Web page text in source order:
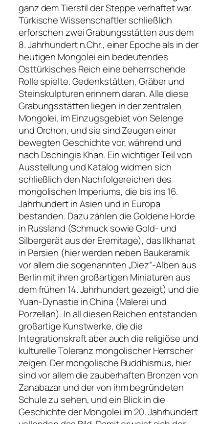
ganz dem Tierstil der Steppe verhaftet war.
Türkische Wissenschaftler schließlich
erforschen zwei Grabungsstätten aus dem
8. Jahrhundert n.Chr., einer Epoche als in der
heutigen Mongolei ein bedeutendes
Osttürkisches Reich eine beherrschende
Rolle spielte. Gedenkstätten, Gräber und
Steinskulpturen erinnern daran. Alle diese
Grabungsstätten liegen in der zentralen
Mongolei, im Einzugsgebiet von Selenge
und Orchon, und sie sind Zeugen einer
bewegten Geschichte vor, während und
nach Dschingis Khan. Ein wichtiger Teil von
Ausstellung und Katalog widmen sich
schließlich den Nachfolgereichen des
mongolischen Imperiums, die bis ins 16.
Jahrhundert in Asien und in Europa
bestanden. Dazu zählen die Goldene Horde
in Russland (Schmuck sowie Gold- und
Silbergerät aus der Eremitage), das Ilkhanat
in Persien (hier werden neben Baukeramik
vor allem die sogenannten „Diez“-Alben aus
Berlin mit ihren großartigen Miniaturen aus
dem frühen 14. Jahrhundert gezeigt) und die
Yuan-Dynastie in China (Malerei und
Porzellan). In all diesen Reichen entstanden
großartige Kunstwerke, die die
Integrationskraft aber auch die religiöse und
kulturelle Toleranz mongolischer Herrscher
zeigen. Der mongolische Buddhismus, hier
sind vor allem die zauberhaften Bronzen von
Zanabazar und der von ihm begründeten
Schule zu sehen, und ein Blick in die
Geschichte der Mongolei im 20. Jahrhundert